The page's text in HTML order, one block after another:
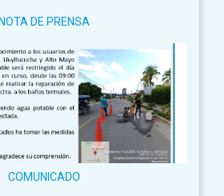
NOTA DE PRENSA
COMUNICADO